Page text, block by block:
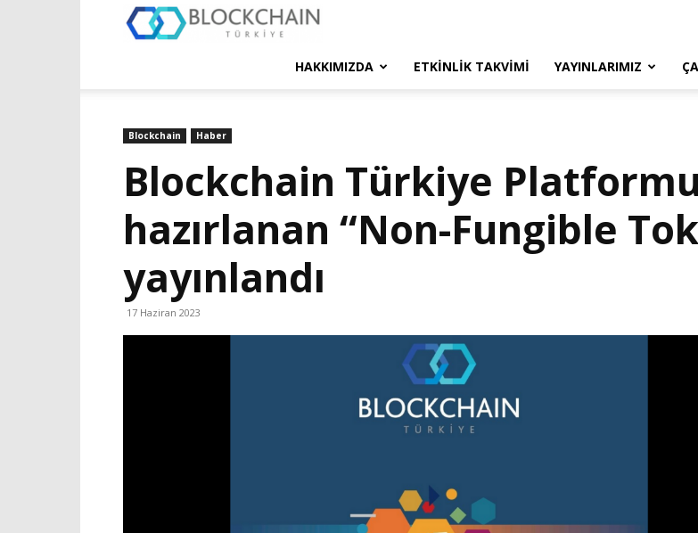
Türkiye
HAKKIMIZDA ETKINLIK TAKVIMI YAYINLARIMIZ
Blockchain Haber
Blockchain Türkiye
hazırlanan “Non-Fungible
yayınlandı
17 Haziran 2023